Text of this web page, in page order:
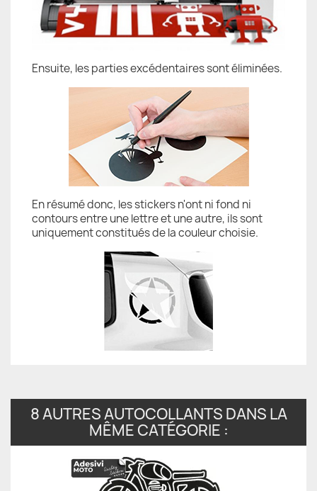
Ensuite, les parties excédentaires sont éliminées.
En résumé donc, les stickers n'ont ni fond ni
contours entre une lettre et une autre, ils sont
uniquement constitués de la couleur choisie.
8 AUTRES AUTOCOLLANTS DANS LA
MÊME CATÉGORIE :